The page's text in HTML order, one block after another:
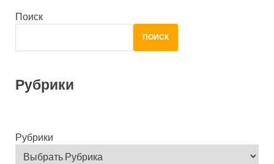
Поиск
ПОИСК
Рубрики
Рубрики